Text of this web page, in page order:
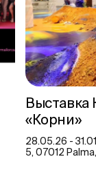
Выставка
«Корни»
28.05.26 -
5, 07012